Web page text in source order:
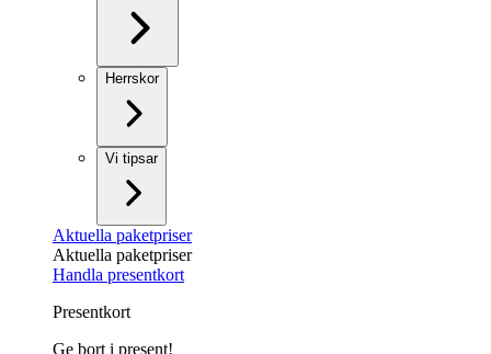
Herrskor
Vi tipsar
Aktuella paketpriser
Aktuella paketpriser
Handla presentkort
Presentkort
Ge bort i present!